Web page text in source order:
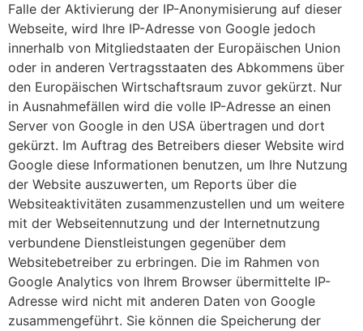
Falle der Aktivierung der IP-Anonymisierung auf dieser
Webseite, wird Ihre IP-Adresse von Google jedoch
innerhalb von Mitgliedstaaten der Europäischen Union
oder in anderen Vertragsstaaten des Abkommens über
den Europäischen Wirtschaftsraum zuvor gekürzt. Nur
in Ausnahmefällen wird die volle IP-Adresse an einen
Server von Google in den USA übertragen und dort
gekürzt. Im Auftrag des Betreibers dieser Website wird
Google diese Informationen benutzen, um Ihre Nutzung
der Website auszuwerten, um Reports über die
Websiteaktivitäten zusammenzustellen und um weitere
mit der Webseitennutzung und der Internetnutzung
verbundene Dienstleistungen gegenüber dem
Websitebetreiber zu erbringen. Die im Rahmen von
Google Analytics von Ihrem Browser übermittelte IP-
Adresse wird nicht mit anderen Daten von Google
zusammengeführt. Sie können die Speicherung der